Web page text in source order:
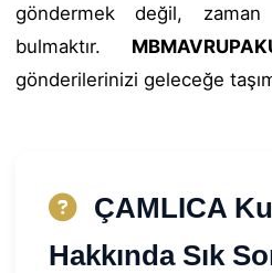
göndermek değil,
bulmaktır.
gönderilerinizi geleceğe
ÇAMLICA
Hakkında Sık